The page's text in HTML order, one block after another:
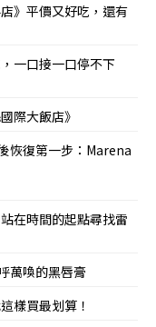
》平價又好吃，還有
一口接一口停不下
際大飯店》
恢復第一步：Marena
在時間的起點尋找雷
萬喚的黑唇膏
樣買最划算！